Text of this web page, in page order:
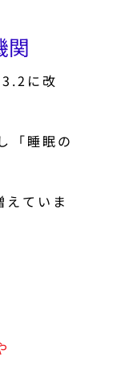
関
に改
「睡眠の
ていま